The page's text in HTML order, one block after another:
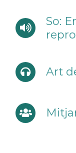
So:
Art